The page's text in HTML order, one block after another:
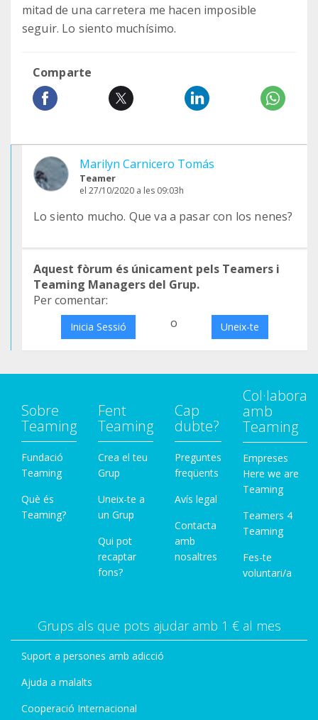
mitad de una carretera me hacen imposible
seguir. Lo siento muchísimo.
Comparte
Marilyn Carnicero Tomás
Teamer
el 27/10/2020 a les 09:03h
Lo siento mucho. Que va a pasar con los nenes?
Aquest fòrum és únicament pels Teamers i
Teaming Managers del Grup.
Per comentar:
Inicia Sessió o Uneix-te
Sobre
Teaming
Fundació
Teaming
Què és
Teaming?
Fent
Teaming
Crea el teu
Grup
Uneix-te a
un Grup
Qui pot
recaptar
fons?
Cap
dubte?
Preguntes
freqüents
Avís legal
Contacta
amb
nosaltres
Col·labora
amb
Teaming
Empreses
Here we are
Teaming
Teamers 4
Teaming
Fes-te
voluntari/a
Grups als que pots ajudar amb 1 € al mes
Suport a persones amb adicció
Ajuda a malalts
Cooperació Internacional